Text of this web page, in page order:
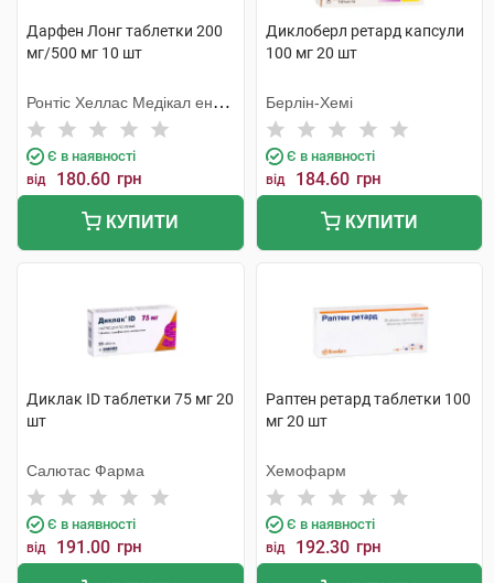
Дарфен Лонг таблетки 200
мг/500 мг 10 шт
Ронтіс Хеллас Медікал енд
Фармасьютікал Продактс
С.А.
Є в наявності
від 180.60 грн
КУПИТИ
Диклоберл ретард капсули
100 мг 20 шт
Берлін-Хемі
Є в наявності
від 184.60 грн
КУПИТИ
Диклак ID таблетки 75 мг 20
шт
Салютас Фарма
Є в наявності
від 191.00 грн
Раптен ретард таблетки 100
мг 20 шт
Хемофарм
Є в наявності
від 192.30 грн